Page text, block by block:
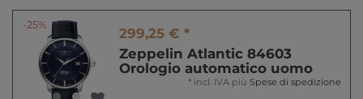
-25%
299,25 € *
Zeppelin Atlantic 84603
Orologio automatico uomo
* incl. IVA più Spese di spedizione